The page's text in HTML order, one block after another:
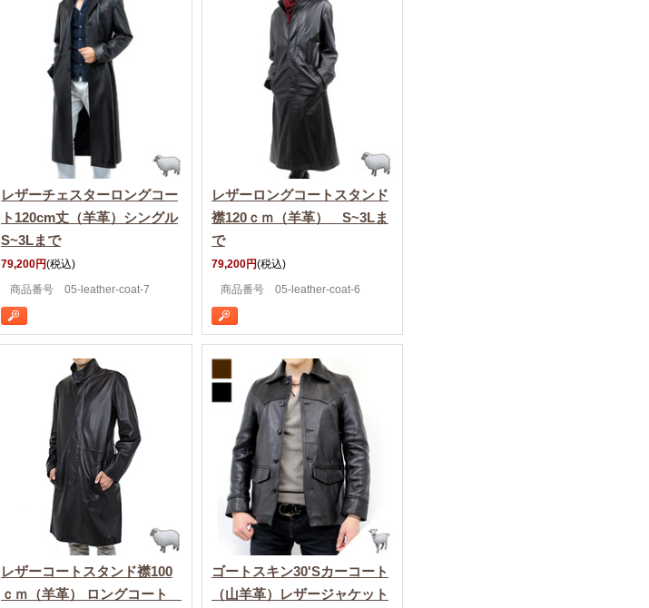
レザーチェスターロングコー
ト120cm丈（羊革）シングル
S~3Lまで
79,200円(税込)
商品番号 05-leather-coat-7
レザーロングコートスタンド
襟120ｃｍ（羊革） S~3Lま
で
79,200円(税込)
商品番号 05-leather-coat-6
レザーコートスタンド襟100
ｃｍ（羊革） ロングコート
ゴートスキン30'Sカーコート
（山羊革）レザージャケット